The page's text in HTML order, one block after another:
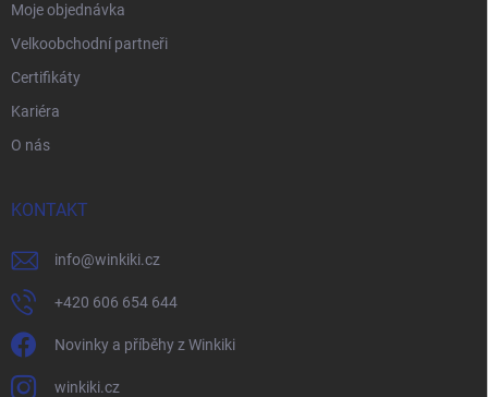
Moje objednávka
Velkoobchodní partneři
Certifikáty
Kariéra
O nás
KONTAKT
info@winkiki.cz
+420 606 654 644
Novinky a příběhy z Winkiki
winkiki.cz